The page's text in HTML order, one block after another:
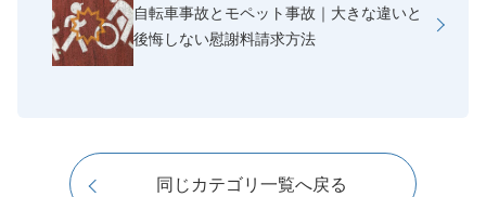
自転車事故とモペット事故｜大きな違いと
後悔しない慰謝料請求方法
同じカテゴリ一覧へ戻る